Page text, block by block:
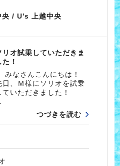
/ U’s 上越中央
リオ試乗していただきま
た！
なさんこんにちは！
日、Ｍ様にソリオを試乗
ていただきました！
つづきを読む